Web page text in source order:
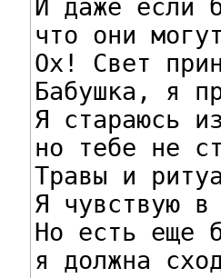
И даже если
что они
Ох! Свет
Бабушка, я
Я стараюсь
но тебе не
Травы и
Я чувствую в
Но есть еще
я должна